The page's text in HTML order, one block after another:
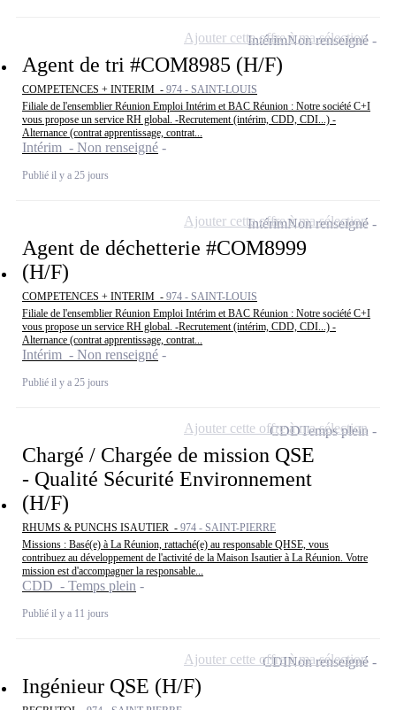
Agent de tri #COM8985 (H/F)
COMPETENCES + INTERIM - 974 - SAINT-LOUIS
Filiale de l'ensemblier Réunion Emploi Intérim et BAC Réunion : Notre société C+I
vous propose un service RH global. -Recrutement (intérim, CDD, CDI...) -
Alternance (contrat apprentissage, contrat...
Intérim - Non renseigné
Publié il y a 25 jours
IntérimNon renseigné
Ajouter cette offre à ma sélection
Agent de déchetterie #COM8999
(H/F)
COMPETENCES + INTERIM - 974 - SAINT-LOUIS
Filiale de l'ensemblier Réunion Emploi Intérim et BAC Réunion : Notre société C+I
vous propose un service RH global. -Recrutement (intérim, CDD, CDI...) -
Alternance (contrat apprentissage, contrat...
Intérim - Non renseigné
Publié il y a 25 jours
IntérimNon renseigné
Ajouter cette offre à ma sélection
Chargé / Chargée de mission QSE
- Qualité Sécurité Environnement
(H/F)
RHUMS & PUNCHS ISAUTIER - 974 - SAINT-PIERRE
Missions : Basé(e) à La Réunion, rattaché(e) au responsable QHSE, vous
contribuez au développement de l'activité de la Maison Isautier à La Réunion. Votre
mission est d'accompagner la responsable...
CDD - Temps plein
Publié il y a 11 jours
CDDTemps plein
Ajouter cette offre à ma sélection
Ingénieur QSE (H/F)
CDINon renseigné
Ajouter cette offre à ma sélection